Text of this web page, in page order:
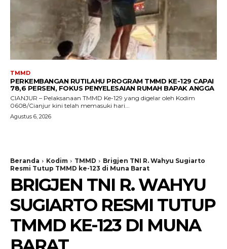
TMMD
PERKEMBANGAN RUTILAHU PROGRAM TMMD KE-129 CAPAI
78,6 PERSEN, FOKUS PENYELESAIAN RUMAH BAPAK ANGGA
CIANJUR – Pelaksanaan TMMD Ke-129 yang digelar oleh Kodim
0608/Cianjur kini telah memasuki hari...
Agustus 6, 2026